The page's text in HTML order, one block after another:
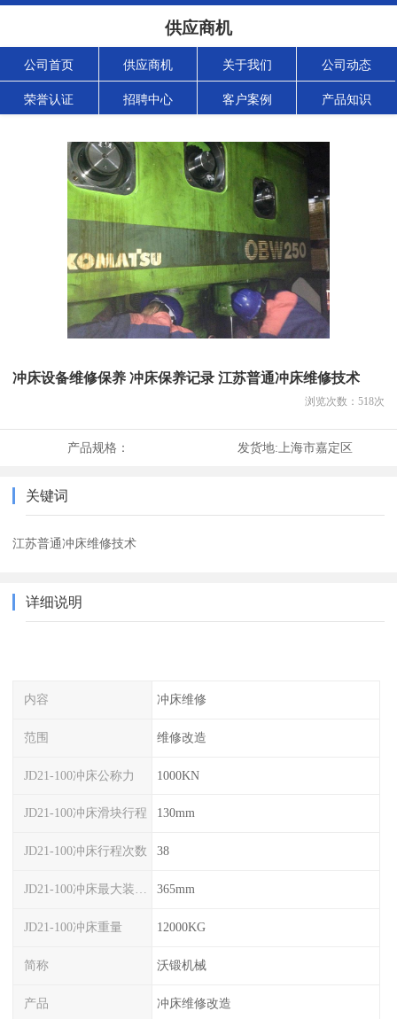
供应商机
公司首页 供应商机 关于我们 公司动态
荣誉认证 招聘中心 客户案例 产品知识
冲床设备维修保养 冲床保养记录 江苏普通冲床维修技术
浏览次数： 518次
产品规格： 发货地: 上海市嘉定区
关键词
江苏普通冲床维修技术
详细说明
内容 冲床维修
范围 维修改造
JD21-100冲床公称力 1000KN
JD21-100冲床滑块行程 130mm
JD21-100冲床行程次数 38
365mm
JD21-100冲床重量 12000KG
简称 沃锻机械
产品 冲床维修改造